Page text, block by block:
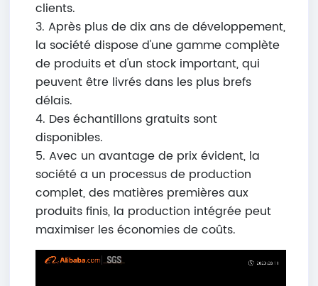
clients.
3. Après plus de dix ans de développement,
la société dispose d'une gamme complète
de produits et d'un stock important, qui
peuvent être livrés dans les plus brefs
délais.
4. Des échantillons gratuits sont
disponibles.
5. Avec un avantage de prix évident, la
société a un processus de production
complet, des matières premières aux
produits finis, la production intégrée peut
maximiser les économies de coûts.